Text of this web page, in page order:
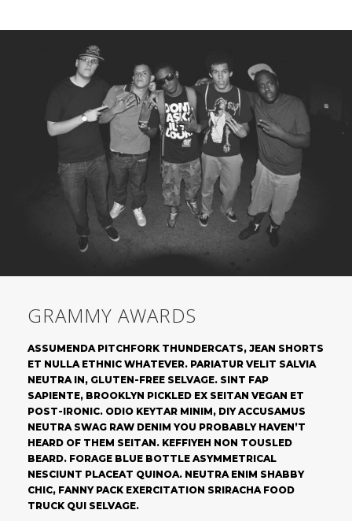
GRAMMY AWARDS
ASSUMENDA PITCHFORK THUNDERCATS, JEAN SHORTS
ET NULLA ETHNIC WHATEVER. PARIATUR VELIT SALVIA
NEUTRA IN, GLUTEN-FREE SELVAGE. SINT FAP
SAPIENTE, BROOKLYN PICKLED EX SEITAN VEGAN ET
POST-IRONIC. ODIO KEYTAR MINIM, DIY ACCUSAMUS
NEUTRA SWAG RAW DENIM YOU PROBABLY HAVEN’T
HEARD OF THEM SEITAN. KEFFIYEH NON TOUSLED
BEARD. FORAGE BLUE BOTTLE ASYMMETRICAL
NESCIUNT PLACEAT QUINOA. NEUTRA ENIM SHABBY
CHIC, FANNY PACK EXERCITATION SRIRACHA FOOD
TRUCK QUI SELVAGE.